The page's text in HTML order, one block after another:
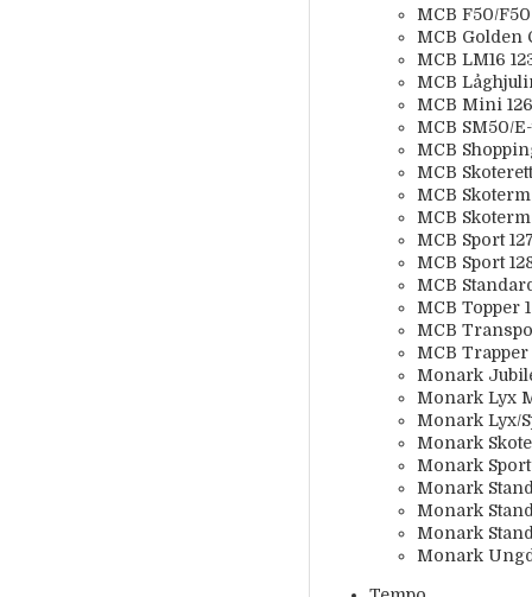
MCB F50/
MCB Golden
MCB LM16
MCB
MCB Mini
MCB SM50/
MCB
MCB
MCB
MCB
MCB Sport
MCB Sport
MCB
MCB Topper
MCB
MCB Trapper
Monark
Monark Lyx
Monark Lyx/
Monark
Monark Sport
Monark
Monark
Monark
Monark